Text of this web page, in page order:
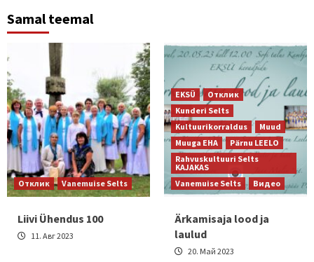
Samal teemal
Отклик Vanemuise Selts
Liivi Ühendus 100
11. Авг 2023
EKSÜ
Отклик
Kunderi Selts
Kultuurikorraldus
Muud
Muuga EHA
Pärnu LEELO
Rahvuskultuuri Selts
KAJAKAS
Vanemuise Selts
Видео
Ärkamisaja lood ja
laulud
20. Май 2023